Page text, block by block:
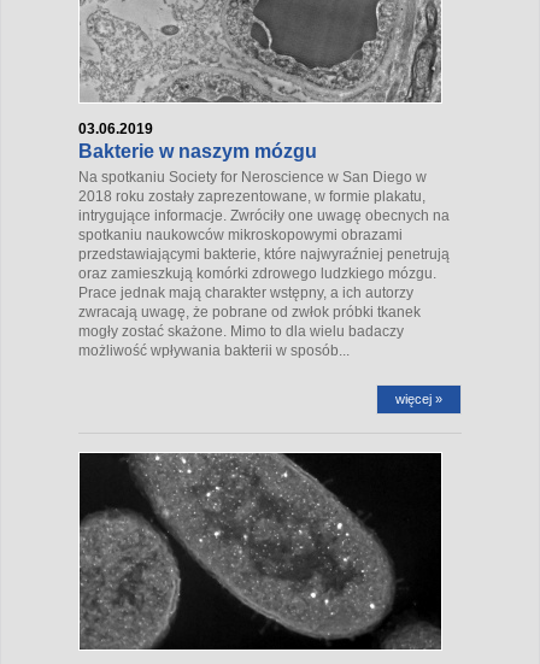
03.06.2019
Bakterie w naszym mózgu
Na spotkaniu Society for Neroscience w San Diego w
2018 roku zostały zaprezentowane, w formie plakatu,
intrygujące informacje. Zwróciły one uwagę obecnych na
spotkaniu naukowców mikroskopowymi obrazami
przedstawiającymi bakterie, które najwyraźniej penetrują
oraz zamieszkują komórki zdrowego ludzkiego mózgu.
Prace jednak mają charakter wstępny, a ich autorzy
zwracają uwagę, że pobrane od zwłok próbki tkanek
mogły zostać skażone. Mimo to dla wielu badaczy
możliwość wpływania bakterii w sposób...
więcej »